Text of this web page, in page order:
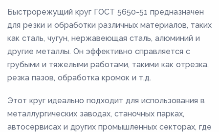
Быстрорежущий круг ГОСТ 5650-51 предназначен
для резки и обработки различных материалов, таких
как сталь, чугун, нержавеющая сталь, алюминий и
другие металлы. Он эффективно справляется с
грубыми и тяжелыми работами, такими как отрезка,
резка пазов, обработка кромок и т.д.
Этот круг идеально подходит для использования в
металлургических заводах, станочных парках,
автосервисах и других промышленных секторах, где